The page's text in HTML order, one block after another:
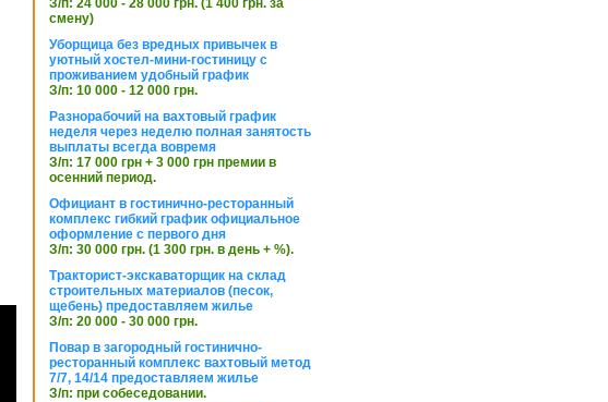
З/п: 24 000 - 28 000 грн. (1 400 грн. за
смену)
Уборщица без вредных привычек в
уютный хостел-мини-гостиницу с
проживанием удобный график
З/п: 10 000 - 12 000 грн.
Разнорабочий на вахтовый график
неделя через неделю полная занятость
выплаты всегда вовремя
З/п: 17 000 грн + 3 000 грн премии в
осенний период.
Официант в гостинично-ресторанный
комплекс гибкий график официальное
оформление с первого дня
З/п: 30 000 грн. (1 300 грн. в день + %).
Тракторист-экскаваторщик на склад
строительных материалов (песок,
щебень) предоставляем жилье
З/п: 20 000 - 30 000 грн.
Повар в загородный гостинично-
ресторанный комплекс вахтовый метод
7/7, 14/14 предоставляем жилье
З/п: при собеседовании.